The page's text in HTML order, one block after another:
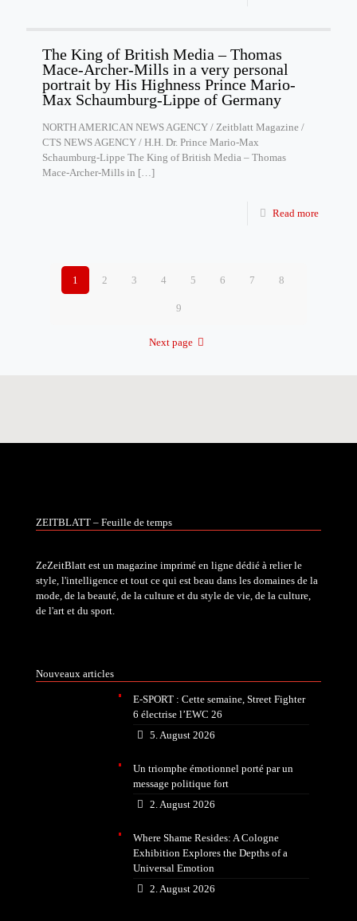
The King of British Media – Thomas
Mace-Archer-Mills in a very personal
portrait by His Highness Prince Mario-
Max Schaumburg-Lippe of Germany
NORTH AMERICAN NEWS AGENCY / Zeitblatt Magazine /
CTS NEWS AGENCY / H.H. Dr. Prince Mario-Max
Schaumburg-Lippe The King of British Media – Thomas
Mace-Archer-Mills in […]
Read more
1 2 3 4 5 6 7 8
9
Next page
ZEITBLATT – Feuille de temps
ZeZeitBlatt est un magazine imprimé en ligne dédié à relier le
style, l'intelligence et tout ce qui est beau dans les domaines de la
mode, de la beauté, de la culture et du style de vie, de la culture,
de l'art et du sport.
Nouveaux articles
E-SPORT : Cette semaine, Street Fighter
6 électrise l’EWC 26
5. August 2026
Un triomphe émotionnel porté par un
message politique fort
2. August 2026
Where Shame Resides: A Cologne
Exhibition Explores the Depths of a
Universal Emotion
2. August 2026